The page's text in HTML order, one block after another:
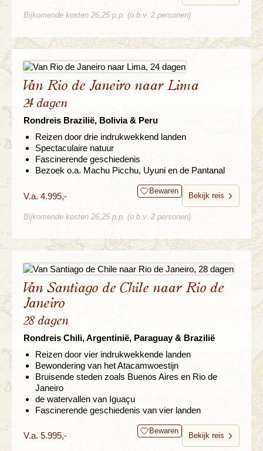
Bijkomende kosten 26,25 p.p. (o.b.v. 2 personen)
Van Rio de Janeiro naar Lima
24 dagen
Rondreis Brazilië, Bolivia & Peru
Reizen door drie indrukwekkend landen
Spectaculaire natuur
Fascinerende geschiedenis
Bezoek o.a. Machu Picchu, Uyuni en de Pantanal
V.a. 4.995,- Bewaren
Bekijk reis
Bijkomende kosten 26,25 p.p. (o.b.v. 2 personen)
Van Santiago de Chile naar Rio de
Janeiro
28 dagen
Rondreis Chili, Argentinië, Paraguay & Brazilië
Reizen door vier indrukwekkende landen
Bewondering van het Atacamwoestijn
Bruisende steden zoals Buenos Aires en Rio de
Janeiro
de watervallen van Iguaçu
Fascinerende geschiedenis van vier landen
V.a. 5.995,- Bewaren
Bekijk reis